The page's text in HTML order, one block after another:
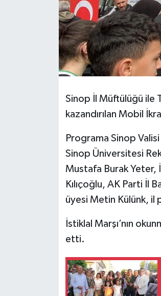
Sinop İl Müftülüğü ile
kazandırılan Mobil
Programa Sinop
Sinop Üniversitesi
Mustafa Burak Yeter,
Kılıçoğlu, AK Parti İl
üyesi Metin Külünk, il
İstiklal Marşı’nın
etti.